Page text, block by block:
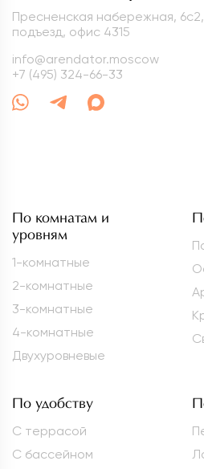
Пресненская набережная,
подъезд, офис 4315
info@arendator.moscow
+7 (495) 324-66-33
По комнатам и
уровням
1-комнатные
2-комнатные
3-комнатные
4-комнатные
Двухуровневые
По удобству
С террасой
С бассейном